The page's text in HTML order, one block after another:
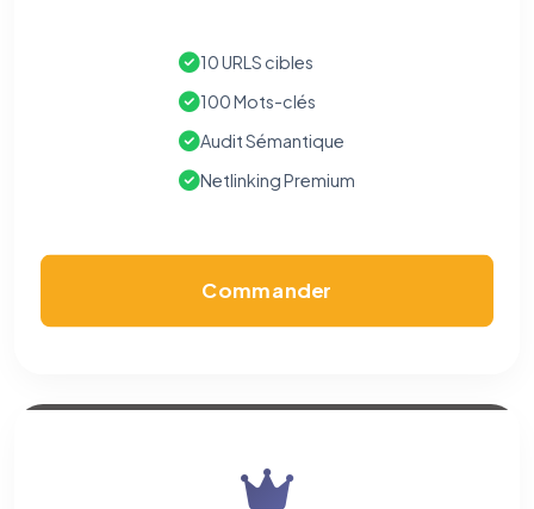
10 URLS cibles
100 Mots-clés
Audit Sémantique
Netlinking Premium
Commander